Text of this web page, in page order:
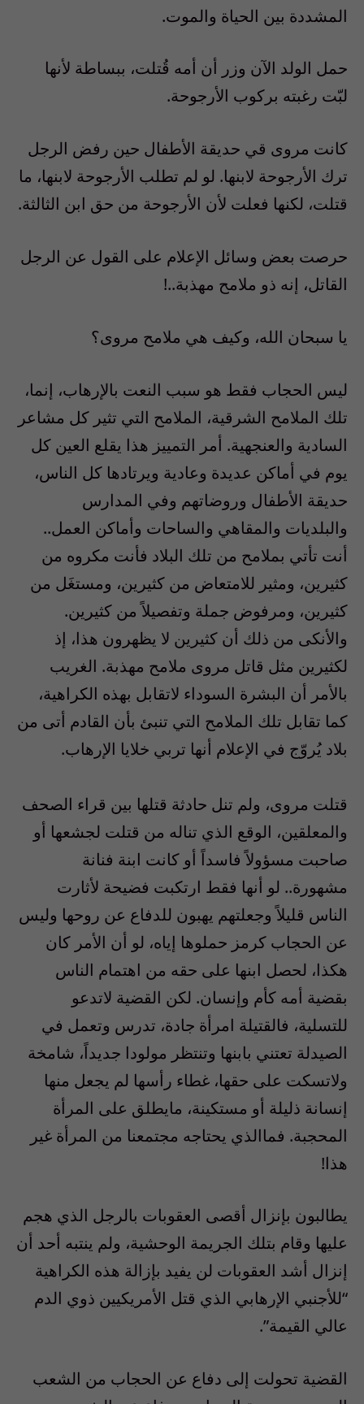
المشددة بين الحياة والموت.
حمل الولد الآن وزر أن أمه قُتلت، ببساطة لأنها
لبّت رغبته بركوب الأرجوحة.
كانت مروى قي حديقة الأطفال حين رفض الرجل
ترك الأرجوحة لابنها. لو لم تطلب الأرجوحة لابنها، ما
قتلت، لكنها فعلت لأن الأرجوحة من حق ابن الثالثة.
حرصت بعض وسائل الإعلام على القول عن الرجل
القاتل، إنه ذو ملامح مهذبة..!
يا سبحان الله، وكيف هي ملامح مروى؟
ليس الحجاب فقط هو سبب النعت بالإرهاب، إنما،
تلك الملامح الشرقية، الملامح التي تثير كل مشاعر
السادية والعنجهية. أمر التمييز هذا يقلع العين كل
يوم في أماكن عديدة وعادية ويرتادها كل الناس،
حديقة الأطفال وروضاتهم وفي المدارس
والبلديات والمقاهي والساحات وأماكن العمل..
أنت تأتي بملامح من تلك البلاد فأنت مكروه من
كثيرين، ومثير للامتعاض من كثيرين، ومستغَل من
كثيرين، ومرفوض جملة وتفصيلاً من كثيرين.
والأنكى من ذلك أن كثيرين لا يظهرون هذا، إذ
لكثيرين مثل قاتل مروى ملامح مهذبة. الغريب
بالأمر أن البشرة السوداء لاتقابل بهذه الكراهية،
كما تقابل تلك الملامح التي تنبئ بأن القادم أتى من
بلاد يُروّج في الإعلام أنها تربي خلايا الإرهاب.
قتلت مروى، ولم تنل حادثة قتلها بين قراء الصحف
والمعلقين، الوقع الذي تناله من قتلت لجشعها أو
صاحبت مسؤولاً فاسداً أو كانت ابنة فنانة
مشهورة.. لو أنها فقط ارتكبت فضيحة لأثارت
الناس قليلاً وجعلتهم يهبون للدفاع عن روحها وليس
عن الحجاب كرمز حملوها إياه، لو أن الأمر كان
هكذا، لحصل ابنها على حقه من اهتمام الناس
بقضية أمه كأم وإنسان. لكن القضية لاتدعو
للتسلية، فالقتيلة امرأة جادة، تدرس وتعمل في
الصيدلة تعتني بابنها وتنتظر مولودا جديداً، شامخة
ولاتسكت على حقها، غطاء رأسها لم يجعل منها
إنسانة ذليلة أو مستكينة، مايطلق على المرأة
المحجبة. فماالذي يحتاجه مجتمعنا من المرأة غير
هذا!
يطالبون بإنزال أقصى العقوبات بالرجل الذي هجم
عليها وقام بتلك الجريمة الوحشية، ولم ينتبه أحد أن
إنزال أشد العقوبات لن يفيد بإزالة هذه الكراهية
“للأجنبي الإرهابي الذي قتل الأمريكيين ذوي الدم
عالي القيمة”.
القضية تحولت إلى دفاع عن الحجاب من الشعب